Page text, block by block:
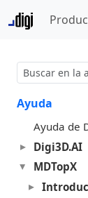
Ayuda
Ayuda de
Digi3D.AI
MDTopX